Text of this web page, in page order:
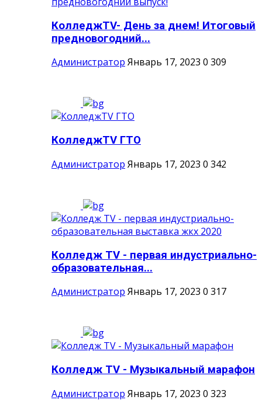
КолледжTV- День за днем! Итоговый
предновогодний...
Администратор Январь 17, 2023 0 309
КолледжTV ГТО
Администратор Январь 17, 2023 0 342
Колледж TV - первая индустриально-
образовательная...
Администратор Январь 17, 2023 0 317
Колледж TV - Музыкальный марафон
Администратор Январь 17, 2023 0 323